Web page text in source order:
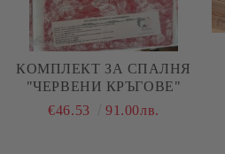
КОМПЛЕКТ ЗА СПАЛНЯ
"ЧЕРВЕНИ КРЪГОВЕ"
€46.53
91.00лв.